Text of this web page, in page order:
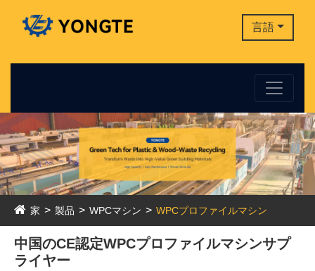
言語
家 製品 WPCマシン WPCプロファイルマシン
中国のCE認定WPCプロファイルマシンサプ
ライヤー